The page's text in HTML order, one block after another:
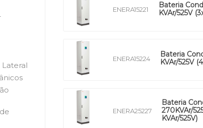
ENERA15221
Bateria
KVAr/525V
ENERA15224
Bateria
KVAr/525V
ENERA25227
Bateria
270KVAr/
KVAr/525V)